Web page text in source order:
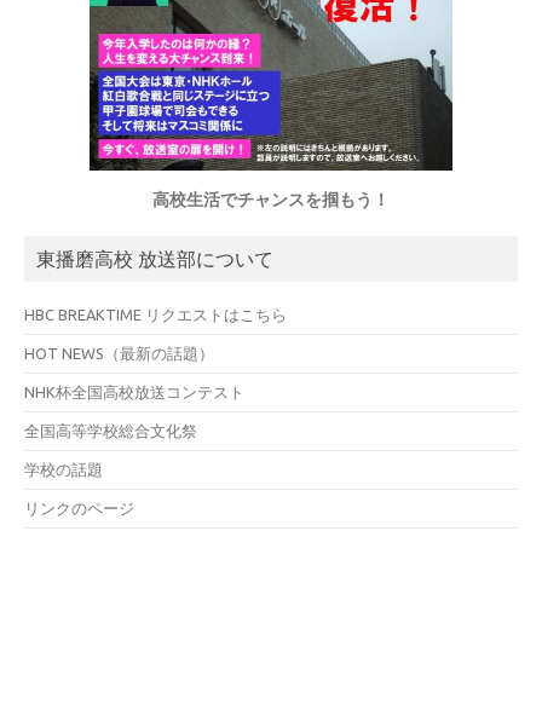
高校生活でチャンスを掴もう！
東播磨高校 放送部について
HBC BREAKTIME リクエストはこちら
HOT NEWS（最新の話題）
NHK杯全国高校放送コンテスト
全国高等学校総合文化祭
学校の話題
リンクのページ